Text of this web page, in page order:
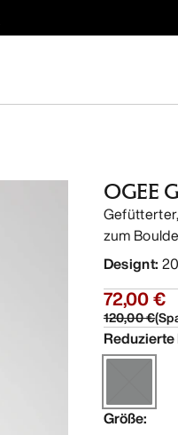
OGEE
zum
Designt:
72,00 €
120,00 €(
Größe: